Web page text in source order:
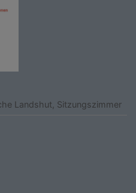
Landshut, Sitzungszimmer